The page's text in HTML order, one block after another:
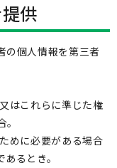
供
の個人情報を第三者
はこれらに準じた権
めに必要がある場合
るとき。